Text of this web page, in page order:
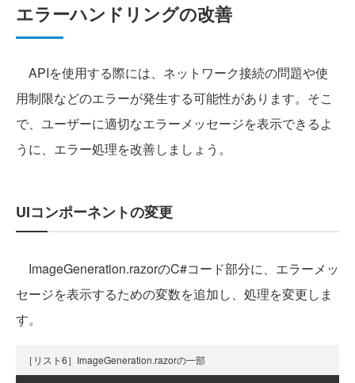
エラーハンドリングの改善
APIを使用する際には、ネットワーク接続の問題や使
用制限などのエラーが発生する可能性があります。そこ
で、ユーザーに適切なエラーメッセージを表示できるよ
うに、エラー処理を改善しましょう。
UIコンポーネントの変更
ImageGeneration.razorのC#コード部分に、エラーメッ
セージを表示するための変数を追加し、処理を変更しま
す。
［リスト6］ImageGeneration.razorの一部